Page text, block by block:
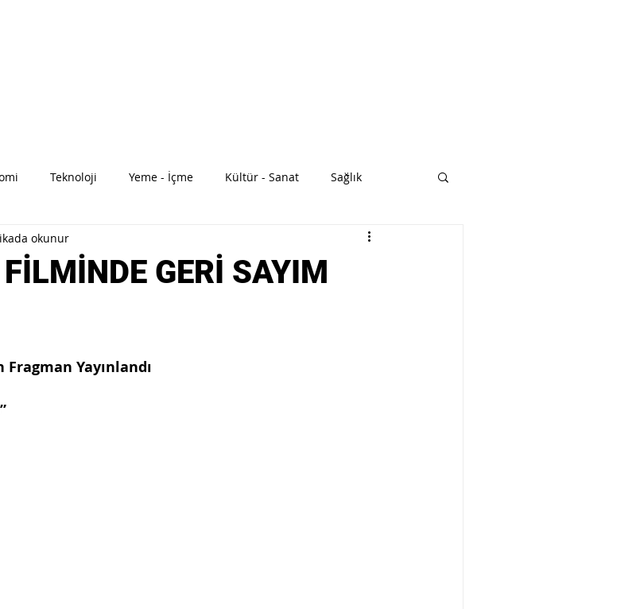
Teknoloji Yeme - İçme Kültür - Sanat Sağlık
Anne-Bebek
GERİ SAYIM
okunur
Yayınlandı